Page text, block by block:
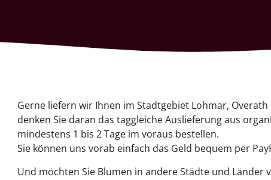
Gerne liefern wir Ihnen im Stadtgebiet Lohmar,
denken Sie daran das taggleiche Auslieferung aus
mindestens 1 bis 2 Tage im voraus bestellen.
Sie können uns vorab einfach das Geld bequem per
Und möchten Sie Blumen in andere Städte und Länder